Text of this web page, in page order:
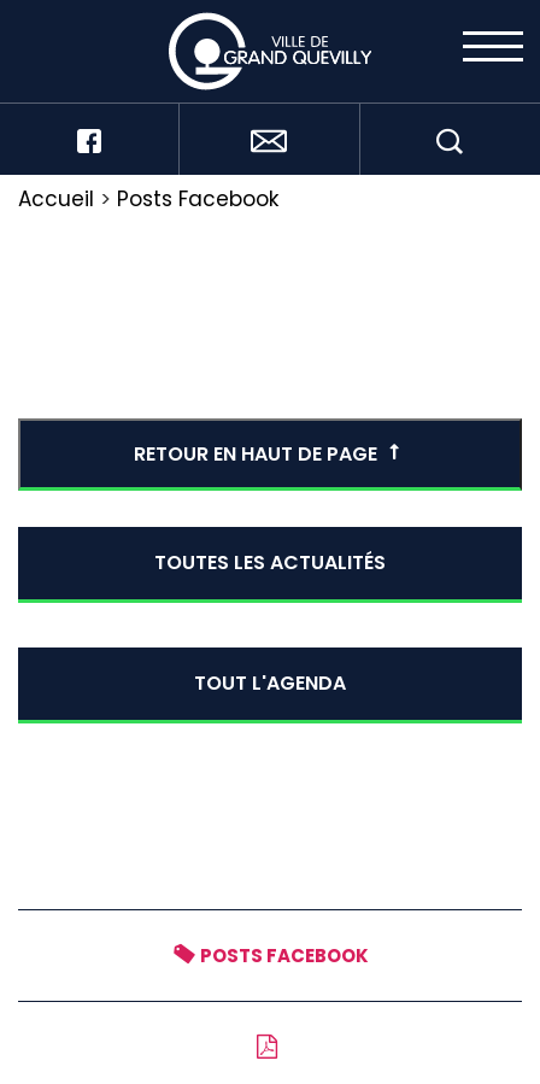
Accueil > Posts Facebook
RETOUR EN HAUT DE PAGE
TOUTES LES ACTUALITÉS
TOUT L'AGENDA
POSTS FACEBOOK